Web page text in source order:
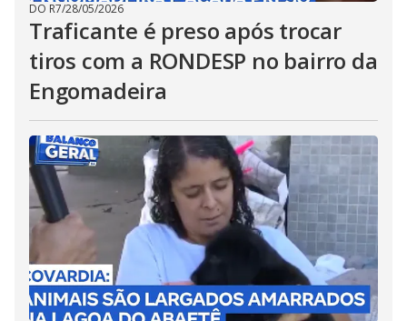
DO R7/28/05/2026
Traficante é preso após trocar
tiros com a RONDESP no bairro da
Engomadeira